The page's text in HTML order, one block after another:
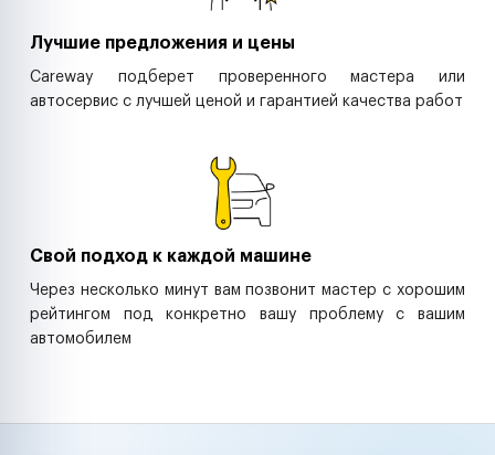
Лучшие предложения и цены
Careway подберет проверенного мастера или
автосервис с лучшей ценой и гарантией качества работ
Свой подход к каждой машине
Через несколько минут вам позвонит мастер с хорошим
рейтингом под конкретно вашу проблему с вашим
автомобилем